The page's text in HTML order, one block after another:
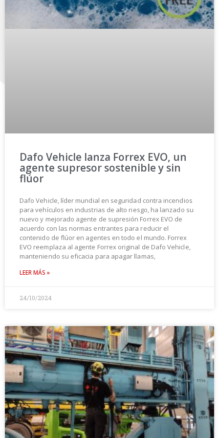
Dafo Vehicle lanza Forrex EVO, un
agente supresor sostenible y sin
flúor
Dafo Vehicle, líder mundial en seguridad contra incendios
para vehículos en industrias de alto riesgo, ha lanzado su
nuevo y mejorado agente de supresión Forrex EVO de
acuerdo con las normas entrantes para reducir el
contenido de flúor en agentes en todo el mundo. Forrex
EVO reemplaza al agente Forrex original de Dafo Vehicle,
manteniendo su eficacia para apagar llamas,
LEER MÁS »
24/10/2024